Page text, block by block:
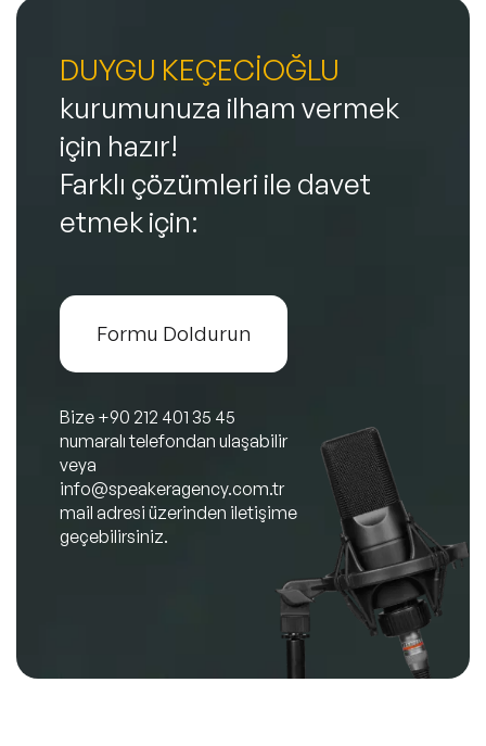
DUYGU KEÇECİOĞLU
kurumunuza ilham vermek
için hazır!
Farklı çözümleri ile davet
etmek için:
Formu Doldurun
Bize +90 212 401 35 45
numaralı telefondan ulaşabilir
veya
info@speakeragency.com.tr
mail adresi üzerinden iletişime
geçebilirsiniz.